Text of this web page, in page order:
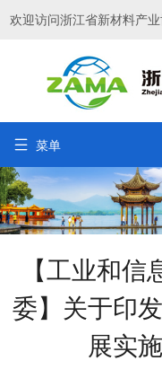
欢迎访问浙江省新材料产
 菜单
【工业和
委】关于印
展实